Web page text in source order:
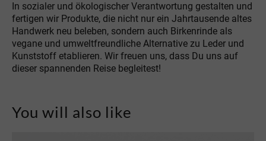
In sozialer und ökologischer Verantwortung gestalten und
fertigen wir Produkte, die nicht nur ein Jahrtausende altes
Handwerk neu beleben, sondern auch Birkenrinde als
vegane und umweltfreundliche Alternative zu Leder und
Kunststoff etablieren. Wir freuen uns, dass Du uns auf
dieser spannenden Reise begleitest!
You will also like